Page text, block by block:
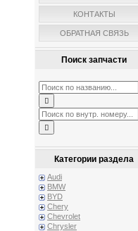
КОНТАКТЫ
ОБРАТНАЯ СВЯЗЬ
Поиск запчасти
Категории раздела
Audi
BMW
BYD
Chery
Chevrolet
Chrysler